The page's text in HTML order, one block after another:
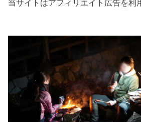
当サイトはアフィリエイト広告を利